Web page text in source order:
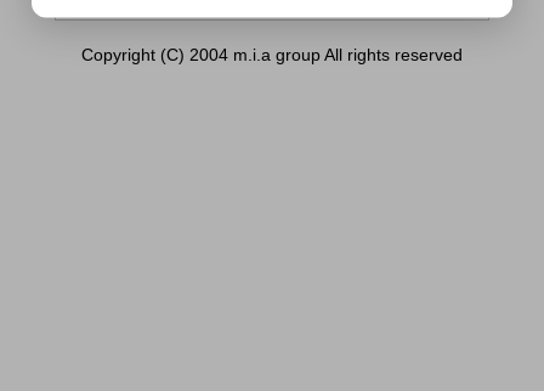
Copyright (C) 2004 m.i.a group All rights reserved